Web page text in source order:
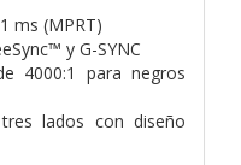
ms (MPRT)
y G-SYNC
4000:1 para negros
lados con diseño